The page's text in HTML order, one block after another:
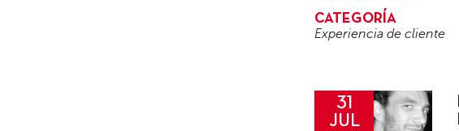
CATEGORÍA
Experiencia de cliente
31
JUL